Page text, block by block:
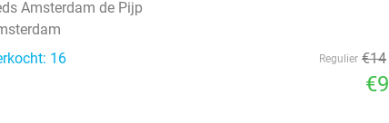
Amsterdam de Pijp
16
Regulier €14
€9